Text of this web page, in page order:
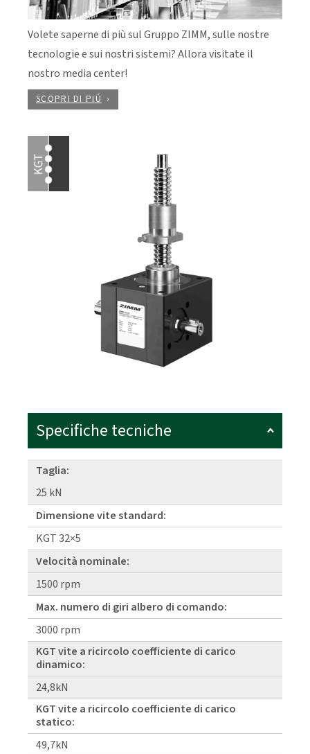
Volete saperne di più sul Gruppo ZIMM, sulle nostre
tecnologie e sui nostri sistemi? Allora visitate il
nostro media center!
SCOPRI DI PIÚ
Specifiche tecniche
Taglia:
25 kN
Dimensione vite standard:
KGT 32×5
Velocità nominale:
1500 rpm
Max. numero di giri albero di comando:
3000 rpm
KGT vite a ricircolo coefficiente di carico
dinamico:
24,8kN
KGT vite a ricircolo coefficiente di carico
statico:
49,7kN